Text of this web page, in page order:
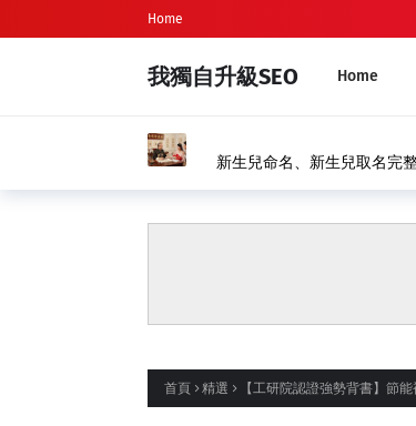
Home
我獨自升級SEO Home
新生兒命名、新生兒取名完
首頁 精選 【工研院認證強勢背書】節